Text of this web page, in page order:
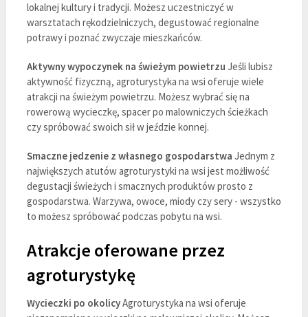
lokalnej kultury i tradycji. Możesz uczestniczyć w
warsztatach rękodzielniczych, degustować regionalne
potrawy i poznać zwyczaje mieszkańców.
Aktywny wypoczynek na świeżym powietrzu Jeśli lubisz
aktywność fizyczną, agroturystyka na wsi oferuje wiele
atrakcji na świeżym powietrzu. Możesz wybrać się na
rowerową wycieczkę, spacer po malowniczych ścieżkach
czy spróbować swoich sił w jeździe konnej.
Smaczne jedzenie z własnego gospodarstwa Jednym z
największych atutów agroturystyki na wsi jest możliwość
degustacji świeżych i smacznych produktów prosto z
gospodarstwa. Warzywa, owoce, miody czy sery - wszystko
to możesz spróbować podczas pobytu na wsi.
Atrakcje oferowane przez
agroturystykę
Wycieczki po okolicyAgroturystyka na wsi oferuje